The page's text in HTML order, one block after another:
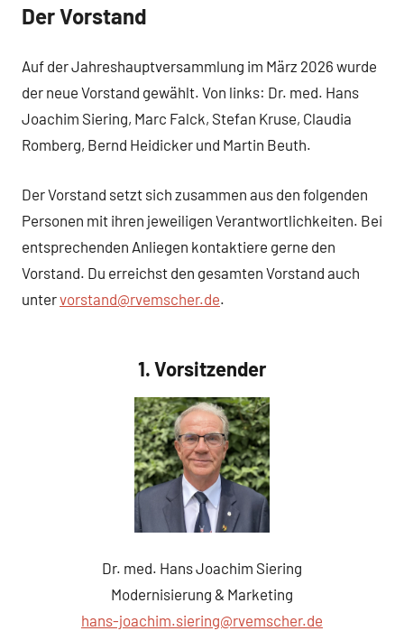
Der Vorstand
Auf der Jahreshauptversammlung im März 2026 wurde
der neue Vorstand gewählt. Von links: Dr. med. Hans
Joachim Siering, Marc Falck, Stefan Kruse, Claudia
Romberg, Bernd Heidicker und Martin Beuth.
Der Vorstand setzt sich zusammen aus den folgenden
Personen mit ihren jeweiligen Verantwortlichkeiten. Bei
entsprechenden Anliegen kontaktiere gerne den
Vorstand. Du erreichst den gesamten Vorstand auch
untervorstand@rvemscher.de.
1. Vorsitzender
Dr. med. Hans Joachim Siering
Modernisierung & Marketing
hans-joachim.siering@rvemscher.de